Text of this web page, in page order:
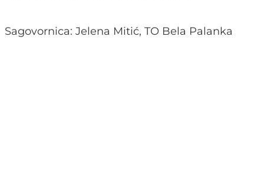
Sagovornica: Jelena Mitić, TO Bela Palanka